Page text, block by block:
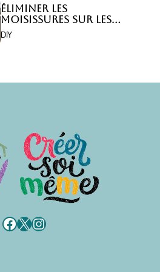
Éliminer les
moisissures sur les
murs : 5 solutions
efficaces ?
DIY
Facebook
X Instagram